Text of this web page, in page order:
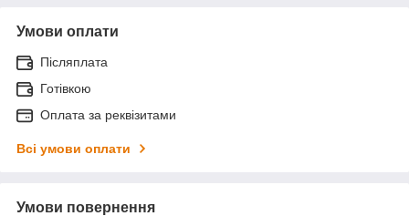
Умови оплати
Післяплата
Готівкою
Оплата за реквізитами
Всі умови оплати
Умови повернення